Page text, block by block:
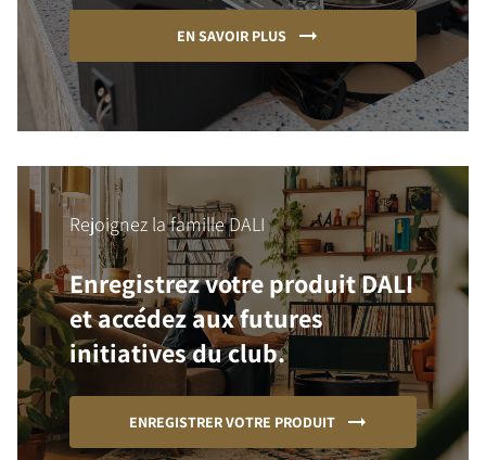
EN SAVOIR PLUS
Rejoignez la famille DALI
Enregistrez votre produit DALI
et accédez aux futures
initiatives du club.
ENREGISTRER VOTRE PRODUIT